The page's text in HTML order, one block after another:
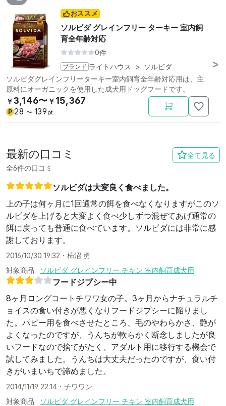
おススメ
ソルビダ グレインフリー ターキー 室内飼
育全年齢対応
0件
ブランド ライトハウス >
ソルビダ
ソルビダグレインフリーターキー室内飼育全年齢対応用は、主
原料にオーガニックを使用した成犬用ドッグフードです。
￥3,146〜 ￥ 15,367
P 28 〜 139 pt
最新の口コミ
全6件の口コミ
全て見る
ソルビダは大変良く食べました。
上の子は何ヶ月に1回通常の餌を食べなくなりますがこのソ
ルビダを上げると大変よく食べ少しずつ混ぜてあげ通常の
餌に戻っても普通に食べています。ソルビダには非常に感
謝しております。
2016/10/30 19:32 ・ 柿沼 勇
対象商品:
ソルビダ グレインフリー チキン 室内飼育成犬用
フードジプシー中
8ヶ月ロングコートチワワ女の子。3ヶ月からナチュラルチ
ョイスの食い付きが悪くなりフードジプシーに陥りまし
た。パピー用を食べさせたところ、毛のやわらかさ、艶が
よくなったのですが、うんちが軟らかく断念しましたが良
いフードなので捨てがたく、アダルト用に移行する機会で
試してみました。うんちは大丈夫だったのですが、食い付
きがいまいちで諦めました。
2014/11/19 22:14 ・ チワワン
対象商品:
ソルビダ グレインフリー チキン 室内飼育成犬用